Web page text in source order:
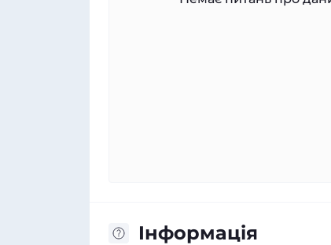
Iнформація